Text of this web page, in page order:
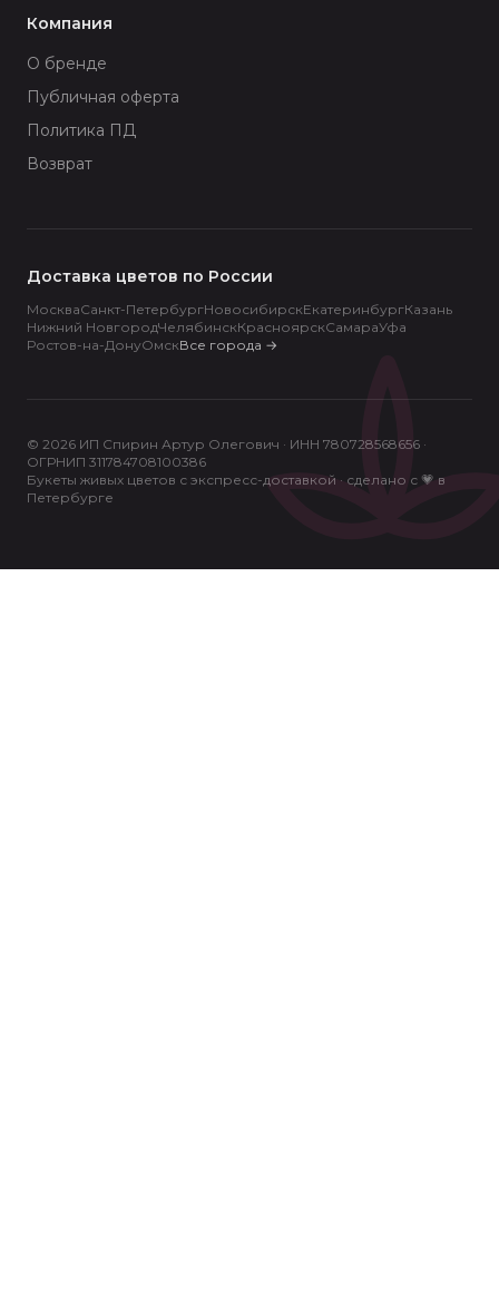
Компания
О бренде
Публичная оферта
Политика ПД
Возврат
Доставка цветов по России
МоскваСанкт-ПетербургНовосибирскЕкатеринбургКазань
Нижний НовгородЧелябинскКрасноярскСамараУфа
Ростов-на-ДонуОмскВсе города →
© 2026 ИП Спирин Артур Олегович · ИНН 780728568656 ·
ОГРНИП 311784708100386
Букеты живых цветов с экспресс-доставкой · сделано с 💗 в
Петербурге